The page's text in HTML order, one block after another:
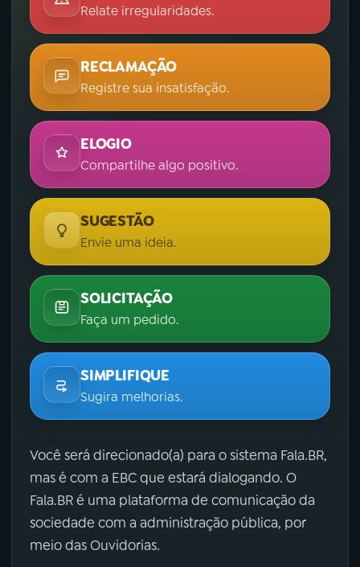
Relate irregularidades.
RECLAMAÇÃO
Registre sua insatisfação.
ELOGIO
Compartilhe algo positivo.
SUGESTÃO
Envie uma ideia.
SOLICITAÇÃO
Faça um pedido.
SIMPLIFIQUE
Sugira melhorias.
Você será direcionado(a) para o sistema Fala.BR,
mas é com a EBC que estará dialogando. O
Fala.BR é uma plataforma de comunicação da
sociedade com a administração pública, por
meio das Ouvidorias.